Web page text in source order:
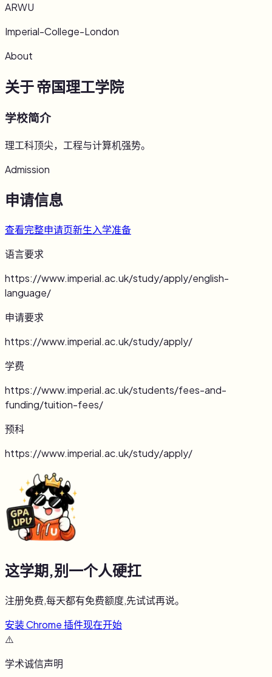
ARWU
Imperial-College-London
About
关于 帝国理工学院
学校简介
理工科顶尖，工程与计算机强势。
Admission
申请信息
查看完整申请页新生入学准备
语言要求
https://www.imperial.ac.uk/study/apply/english-
language/
申请要求
https://www.imperial.ac.uk/study/apply/
学费
https://www.imperial.ac.uk/students/fees-and-
funding/tuition-fees/
预科
https://www.imperial.ac.uk/study/apply/
这学期,别一个人硬扛
注册免费,每天都有免费额度,先试试再说。
安装 Chrome 插件现在开始
⚠️
学术诚信声明